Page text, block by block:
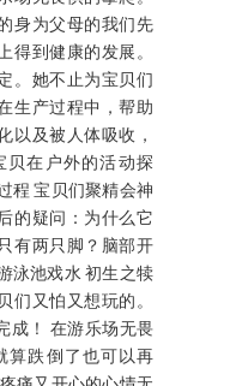
还历历在目，在看
月呱呱落地。手忙
足够的奶水给宝贝
平平安安的长大。
了很多笑声。无论
果。我不必担心他
他们的好奇心，至
的底子。 金装美素
多年，来自于荷兰
品经验,拥有自家农
粉的每一个步骤都
吩咐的奶粉。 她们
，不断改进。尤其
营养锁留系统，